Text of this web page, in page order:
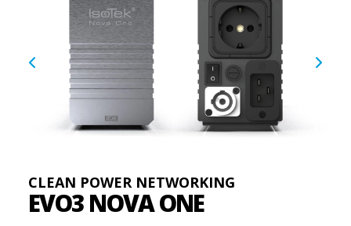
CLEAN POWER NETWORKING
EVO3 NOVA ONE